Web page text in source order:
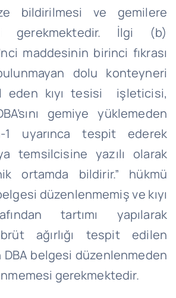
bildirilmesi ve gemilere
gerekmektedir. İlgi (b)
maddesinin birinci fıkrası
dolu konteyneri
eden kıyı tesisi işleticisi,
gemiye yüklemeden
1 uyarınca tespit ederek
temsilcisine yazılı olarak
ortamda bildirir.” hükmü
düzenlenmemiş ve kıyı
tartımı yapılarak
ağırlığı tespit edilen
belgesi düzenlenmeden
gerekmektedir.